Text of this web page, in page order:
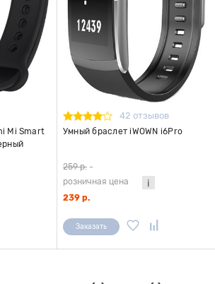
Mi Smart
42 отзывов
Умный браслет iWOWN i6Pro
259 р. -
розничная цена
239 р.
Заказать